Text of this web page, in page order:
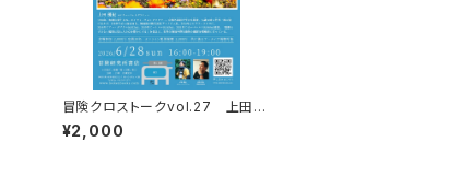
冒険クロストークvol.27 上田優
紀「この星の物語を撮る」録画視聴
権
¥2,000